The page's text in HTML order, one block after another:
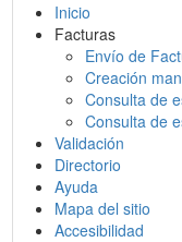
Inicio
Facturas
Envío de
Creación
Consulta de
Consulta de
Validación
Directorio
Ayuda
Mapa del sitio
Accesibilidad